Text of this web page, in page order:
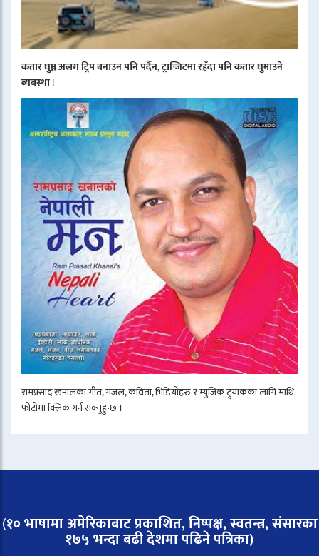
कतार घुम्न अलग ट्रिप बनाउन पनि पर्दैन, ट्रान्जिटमा रहँदा पनि कतार घुमाउने
ब्यबस्था!
रामप्रसाद खनालका गीत, गजल, कविता, भिडियोहरु र म्युजिक ट्र्याकका लागि माथि
फोटोमा क्लिक गर्न सक्नुहुन्छ ।
(१० भाषामा अमेरिकाबाट प्रकाशित, निष्पक्ष, स्वतन्त्र,संसारका
१७५ भन्दा बढी देशमा पढिने पत्रिका)